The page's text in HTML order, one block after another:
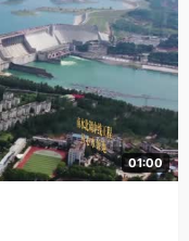
01:00